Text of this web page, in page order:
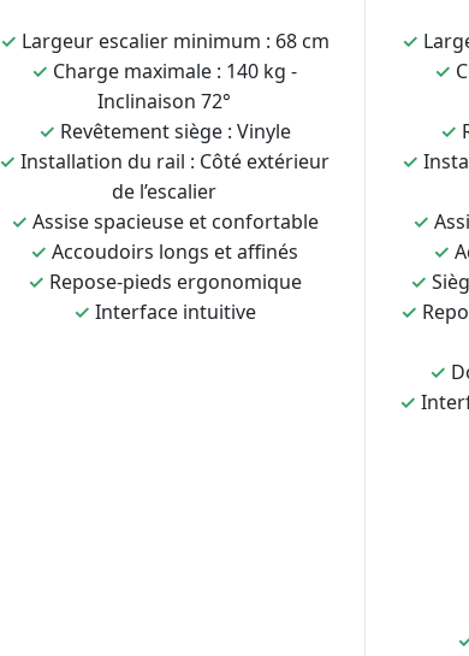
✓ Largeur escalier minimum : 68 cm
✓ Charge maximale : 140 kg -
Inclinaison 72°
✓ Revêtement siège : Vinyle
✓ Installation du rail : Côté extérieur
de l’escalier
✓ Assise spacieuse et confortable
✓ Accoudoirs longs et affinés
✓ Repose-pieds ergonomique
✓ Interface intuitive
✓
✓
✓
✓
✓
✓
✓
✓
✓
✓